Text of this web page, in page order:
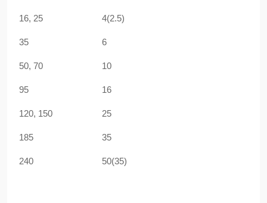
16, 25 4(2.5)
35 6
50, 70 10
95 16
120, 150 25
185 35
240 50(35)